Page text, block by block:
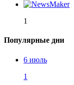
1
Популярные дни
6 июль
1